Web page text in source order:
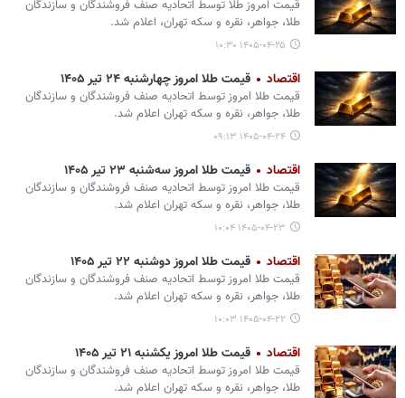
قیمت امروز طلا توسط اتحادیه صنف فروشندگان و سازندگان
طلا، جواهر، نقره و سکه تهران، اعلام شد.
۱۴۰۵-۰۴-۲۵ ۱۰:۳۰
اقتصاد قیمت طلا امروز چهارشنبه ۲۴ تیر ۱۴۰۵
قیمت طلا امروز توسط اتحادیه صنف فروشندگان و سازندگان
طلا، جواهر، نقره و سکه تهران اعلام شد.
۱۴۰۵-۰۴-۲۴ ۰۹:۱۳
اقتصاد قیمت طلا امروز سه‌شنبه ۲۳ تیر ۱۴۰۵
قیمت طلا امروز توسط اتحادیه صنف فروشندگان و سازندگان
طلا، جواهر، نقره و سکه تهران اعلام شد.
۱۴۰۵-۰۴-۲۳ ۱۰:۰۴
اقتصاد قیمت طلا امروز دوشنبه ۲۲ تیر ۱۴۰۵
قیمت طلا امروز توسط اتحادیه صنف فروشندگان و سازندگان
طلا، جواهر، نقره و سکه تهران اعلام شد.
۱۴۰۵-۰۴-۲۲ ۱۰:۰۳
اقتصاد قیمت طلا امروز یکشنبه ۲۱ تیر ۱۴۰۵
قیمت طلا امروز توسط اتحادیه صنف فروشندگان و سازندگان
طلا، جواهر، نقره و سکه تهران اعلام شد.